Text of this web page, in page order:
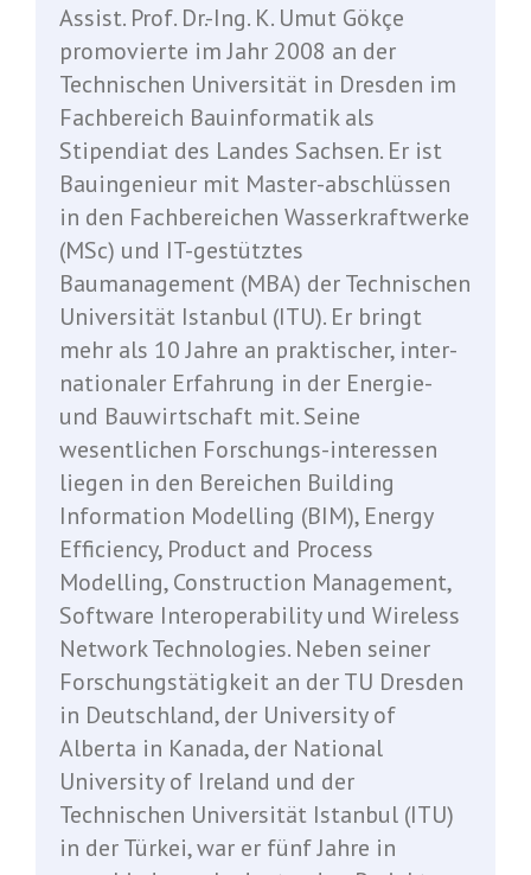
Assist. Prof. Dr.-Ing. K. Umut Gökçe
promovierte im Jahr 2008 an der
Technischen Universität in Dresden im
Fachbereich Bauinformatik als
Stipendiat des Landes Sachsen. Er ist
Bauingenieur mit Master-abschlüssen
in den Fachbereichen Wasserkraftwerke
(MSc) und IT-gestütztes
Baumanagement (MBA) der Technischen
Universität Istanbul (ITU). Er bringt
mehr als 10 Jahre an praktischer, inter-
nationaler Erfahrung in der Energie-
und Bauwirtschaft mit. Seine
wesentlichen Forschungs-interessen
liegen in den Bereichen Building
Information Modelling (BIM), Energy
Efficiency, Product and Process
Modelling, Construction Management,
Software Interoperability und Wireless
Network Technologies. Neben seiner
Forschungstätigkeit an der TU Dresden
in Deutschland, der University of
Alberta in Kanada, der National
University of Ireland und der
Technischen Universität Istanbul (ITU)
in der Türkei, war er fünf Jahre in